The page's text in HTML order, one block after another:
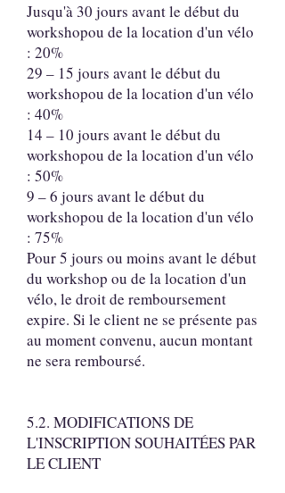
Jusqu'à 30 jours avant le début du
workshopou de la location d'un vélo
: 20%
29 – 15 jours avant le début du
workshopou de la location d'un vélo
: 40%
14 – 10 jours avant le début du
workshopou de la location d'un vélo
: 50%
9 – 6 jours avant le début du
workshopou de la location d'un vélo
: 75%
Pour 5 jours ou moins avant le début
du workshop ou de la location d'un
vélo, le droit de remboursement
expire. Si le client ne se présente pas
au moment convenu, aucun montant
ne sera remboursé.
5.2. MODIFICATIONS DE
L'INSCRIPTION SOUHAITÉES PAR
LE CLIENT